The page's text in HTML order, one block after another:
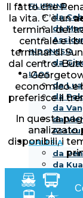
FILIPPINE
da
da
INDONESIA
da
LAOS
da
da
da
da
MALESIA
da
da
SINGAPORE
Il fatto che
la vita. C’è un
terminal dei
centrale e i
terminal di
dal centro.
a
economico e
preferisce il
In questa
analizzato
disponibili, i